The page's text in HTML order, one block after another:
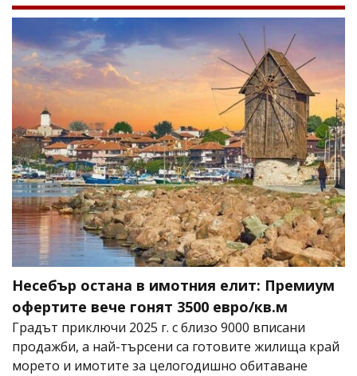
Несебър остана в имотния елит: Премиум
офертите вече гонят 3500 евро/кв.м
Градът приключи 2025 г. с близо 9000 вписани
продажби, а най-търсени са готовите жилища край
морето и имотите за целогодишно обитаване